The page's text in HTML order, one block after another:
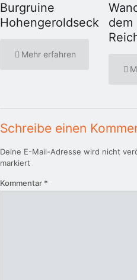
Burgruine
Hohengeroldseck
Mehr erfahren
dem
Schreibe einen
Deine E-Mail-Adresse wird nicht
markiert
Kommentar *